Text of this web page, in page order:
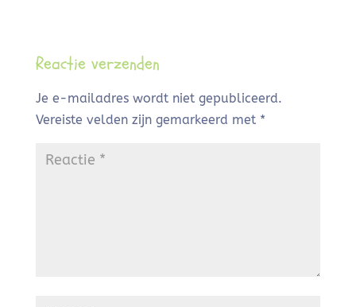
Reactie verzenden
Je e-mailadres wordt niet gepubliceerd.
Vereiste velden zijn gemarkeerd met *